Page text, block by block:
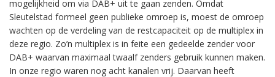
mogelijkheid om via DAB+ uit te gaan zenden. Omdat
Sleutelstad formeel geen publieke omroep is, moest de omroep
wachten op de verdeling van de restcapaciteit op de multiplex in
deze regio. Zo’n multiplex is in feite een gedeelde zender voor
DAB+ waarvan maximaal twaalf zenders gebruik kunnen maken.
In onze regio waren nog acht kanalen vrij. Daarvan heeft